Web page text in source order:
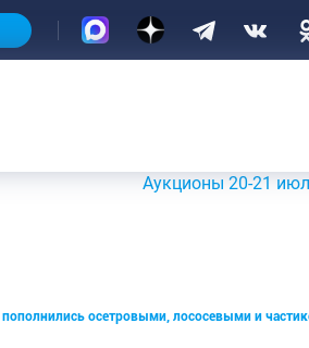
Аукционы 20-21 июля
осетровыми, лососевыми и